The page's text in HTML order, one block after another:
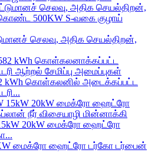
செலவு, அதிக செயல்திறன்,
kWh கொள்கலனில் அடைக்கப்பட்ட
15kW 20kW மைக்ரோ ஹைட்ரோ